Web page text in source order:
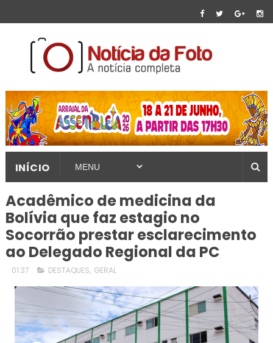
INÍCIO
Acadêmico de medicina da
Bolívia que faz estagio no
Socorrão prestar esclarecimento
ao Delegado Regional da PC
01:37 DESTAQUES, GERAL